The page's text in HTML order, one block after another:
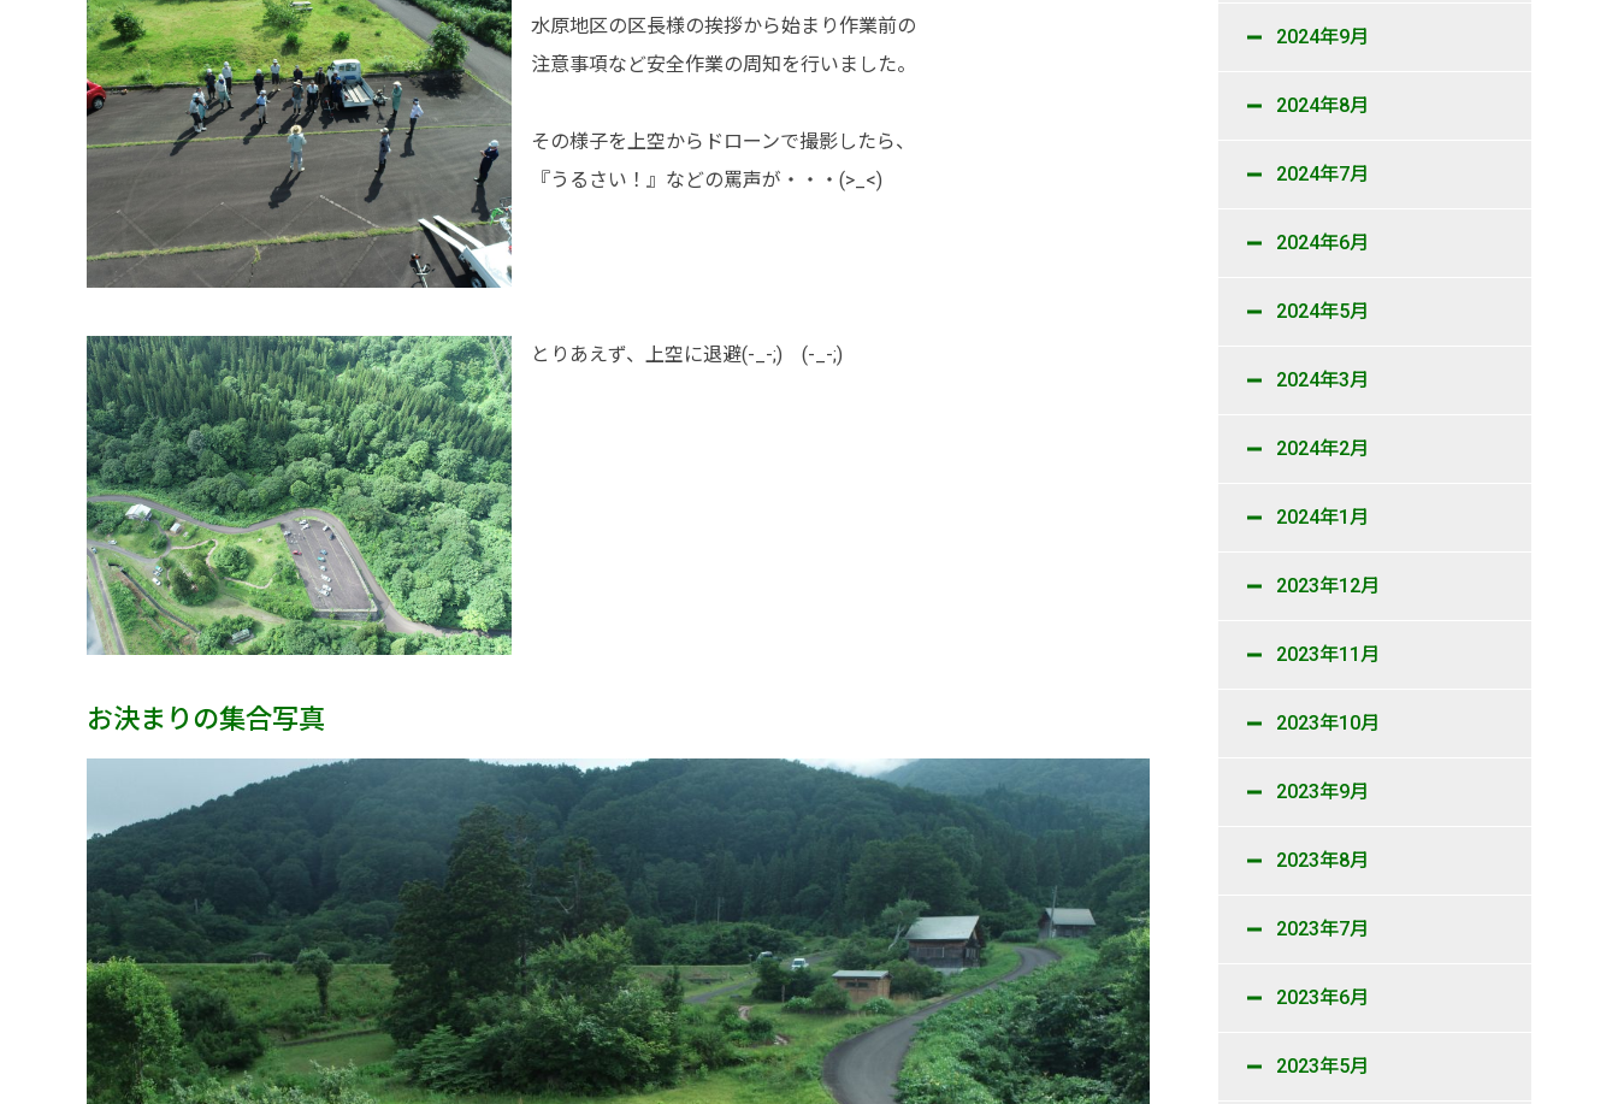
水原地区の区長様の挨拶から始まり作業前の
注意事項など安全作業の周知を行いました。
その様子を上空からドローンで撮影したら、
『うるさい！』などの罵声が・・・(>_<)
とりあえず、上空に退避(-_-;) (-_-;)
お決まりの集合写真
2024年9月
2024年8月
2024年7月
2024年6月
2024年5月
2024年3月
2024年2月
2024年1月
2023年12月
2023年11月
2023年10月
2023年9月
2023年8月
2023年7月
2023年6月
2023年5月
お問い合わせ